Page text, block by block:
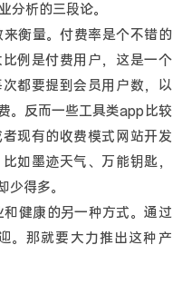
析的三段论。
衡量。付费率是个不错的
例是付费用户，这是一个
都要提到会员用户数，以
。反而一些工具类app比较
现有的收费模式网站开发
如墨迹天气、万能钥匙，
得多。
健康的另一种方式。通过
。那就要大力推出这种产